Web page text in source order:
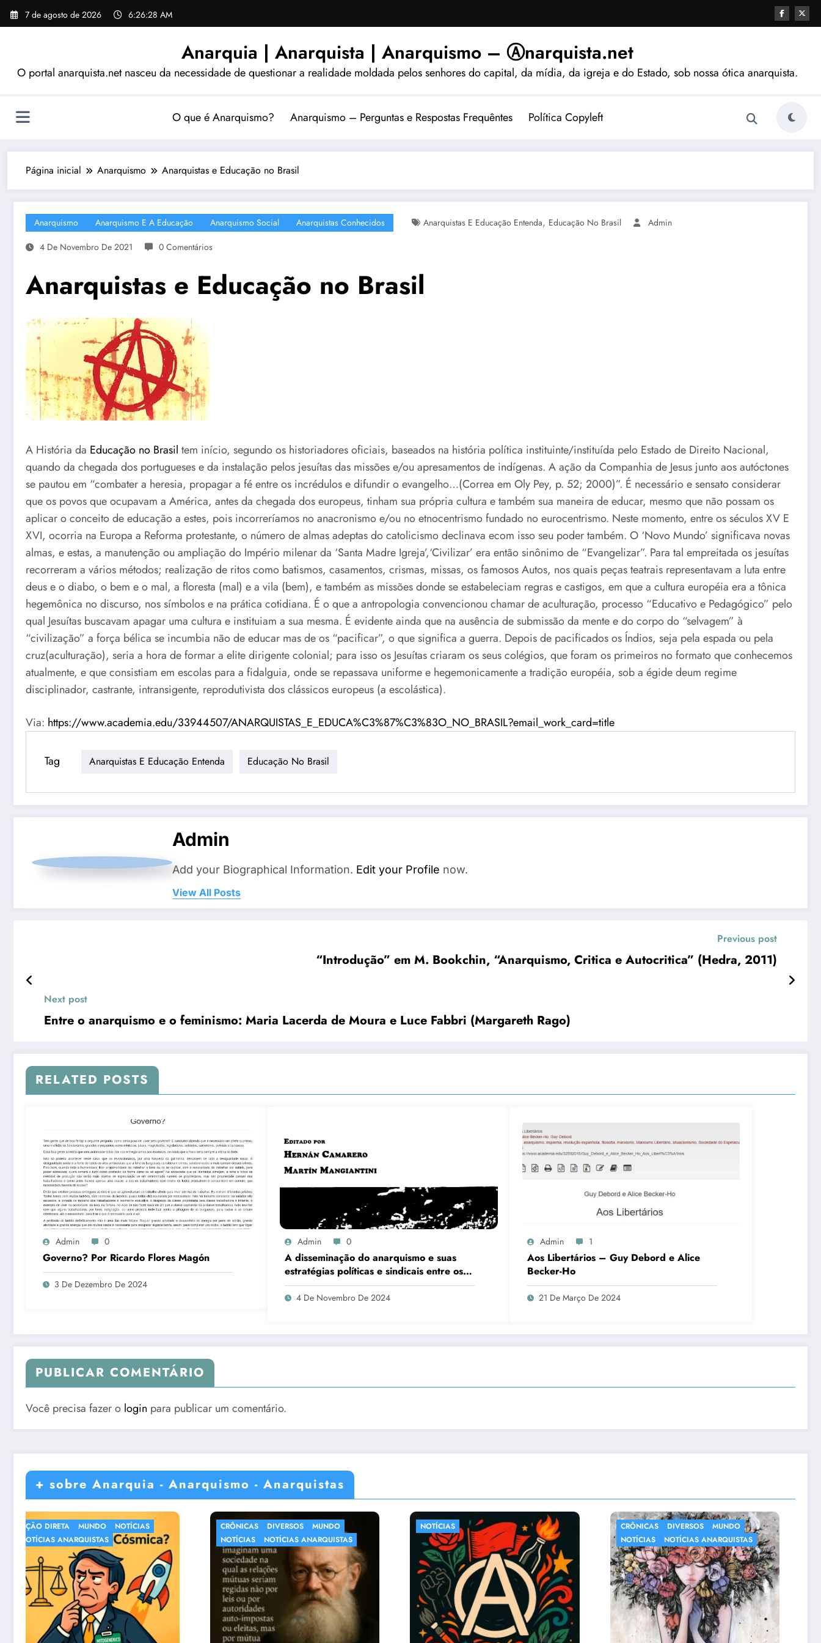
Pular
para
7 de agosto de 2026 6:26:28 AM
Anarquia | Anarquista | Anarquismo – Ⓐnarquista.net
O portal anarquista.net nasceu da necessidade de questionar a realidade moldada pelos senhores do capital, da mídia, da igreja e do Estado, sob nossa ótica anarquista.
O que é Anarquismo? Anarquismo – Perguntas e Respostas Frequêntes Política Copyleft
Página inicial Anarquismo Anarquistas e Educação no Brasil
Anarquismo Anarquismo E A Educação Anarquismo Social Anarquistas Conhecidos Anarquistas E Educação Entenda, Educação No Brasil
Admin
4 De Novembro De 2021
0 Comentários
Anarquistas e Educação no Brasil
A História da Educação no Brasil tem início, segundo os historiadores oficiais, baseados na história política instituinte/instituída pelo Estado de Direito Nacional,
quando da chegada dos portugueses e da instalação pelos jesuítas das missões e/ou apresamentos de indígenas. A ação da Companhia de Jesus junto aos autóctones
se pautou em “combater a heresia, propagar a fé entre os incrédulos e difundir o evangelho…(Correa em Oly Pey, p. 52; 2000)”. É necessário e sensato considerar
que os povos que ocupavam a América, antes da chegada dos europeus, tinham sua própria cultura e também sua maneira de educar, mesmo que não possam os
aplicar o conceito de educação a estes, pois incorreríamos no anacronismo e/ou no etnocentrismo fundado no eurocentrismo. Neste momento, entre os séculos XV E
XVI, ocorria na Europa a Reforma protestante, o número de almas adeptas do catolicismo declinava ecom isso seu poder também. O ‘Novo Mundo’ significava novas
almas, e estas, a manutenção ou ampliação do Império milenar da ‘Santa Madre Igreja’,‘Civilizar’ era então sinônimo de “Evangelizar”. Para tal empreitada os jesuítas
recorreram a vários métodos; realização de ritos como batismos, casamentos, crismas, missas, os famosos Autos, nos quais peças teatrais representavam a luta entre
deus e o diabo, o bem e o mal, a floresta (mal) e a vila (bem), e também as missões donde se estabeleciam regras e castigos, em que a cultura européia era a tônica
hegemônica no discurso, nos símbolos e na prática cotidiana. É o que a antropologia convencionou chamar de aculturação, processo “Educativo e Pedagógico” pelo
qual Jesuítas buscavam apagar uma cultura e instituiam a sua mesma. É evidente ainda que na ausência de submissão da mente e do corpo do “selvagem” à
“civilização” a força bélica se incumbia não de educar mas de os “pacificar”, o que significa a guerra. Depois de pacificados os Índios, seja pela espada ou pela
cruz(aculturação), seria a hora de formar a elite dirigente colonial; para isso os Jesuítas criaram os seus colégios, que foram os primeiros no formato que conhecemos
atualmente, e que consistiam em escolas para a fidalguia, onde se repassava uniforme e hegemonicamente a tradição européia, sob a égide deum regime
disciplinador, castrante, intransigente, reprodutivista dos clássicos europeus (a escolástica).
Via: https://www.academia.edu/33944507/ANARQUISTAS_E_EDUCA%C3%87%C3%83O_NO_BRASIL?email_work_card=title
Tag Anarquistas E Educação Entenda Educação No Brasil
Admin
Add your Biographical Information. Edit your Profile now.
View All Posts
Previous post
“Introdução” em M. Bookchin, “Anarquismo, Critica e Autocritica” (Hedra, 2011)
Next post
Entre o anarquismo e o feminismo: Maria Lacerda de Moura e Luce Fabbri (Margareth Rago)
RELATED POSTS
Admin 0
Governo? Por Ricardo Flores Magón
3 De Dezembro De 2024
Admin 0
A disseminação do anarquismo e suas
estratégias políticas e sindicais entre os
trabalhadores em São Paulo – Brasil
(1890- 1920)
4 De Novembro De 2024
Admin 1
Aos Libertários – Guy Debord e Alice
Becker-Ho
21 De Março De 2024
PUBLICAR COMENTÁRIO
Você precisa fazer o login para publicar um comentário.
+ sobre Anarquia - Anarquismo - Anarquistas
CRÔNICAS DIVERSOS
MUNDO
NOTÍCIAS
NOTÍCIAS ANARQUISTAS
NOTÍCIAS CRÔNICAS DIVERSOS
MUNDO
NOTÍCIAS
NOTÍCIAS ANARQUISTAS
NOTÍCIAS